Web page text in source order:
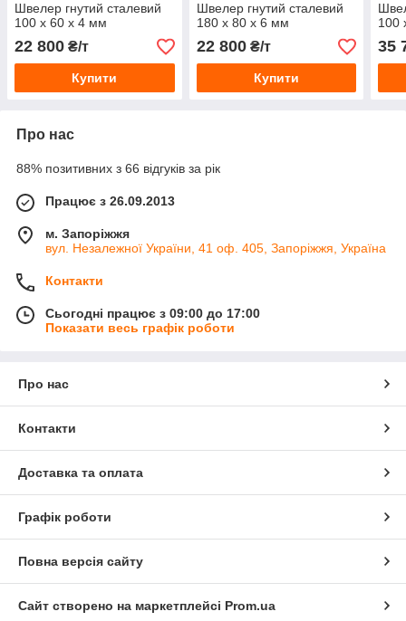
Швелер гнутий сталевий
100 х 60 х 4 мм
22 800 ₴/т
Купити
Швелер гнутий сталевий
180 х 80 х 6 мм
22 800₴/т
Купити
100
35
Про нас
88% позитивних з 66 відгуків за рік
Працює з 26.09.2013
м. Запоріжжя
вул. Незалежної України, 41 оф. 405, Запоріжжя, Україна
Контакти
Сьогодні працює з 09:00 до 17:00
Показати весь графік роботи
Про нас
Контакти
Доставка та оплата
Графік роботи
Повна версія сайту
Сайт створено на маркетплейсі Prom.ua